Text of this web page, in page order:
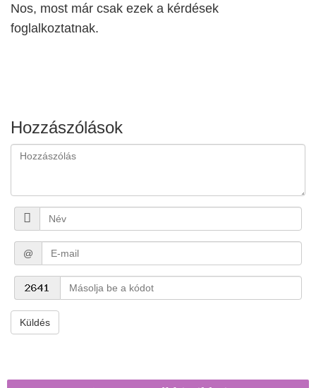
Nos, most már csak ezek a kérdések
foglalkoztatnak.
Hozzászólások
@
Küldés